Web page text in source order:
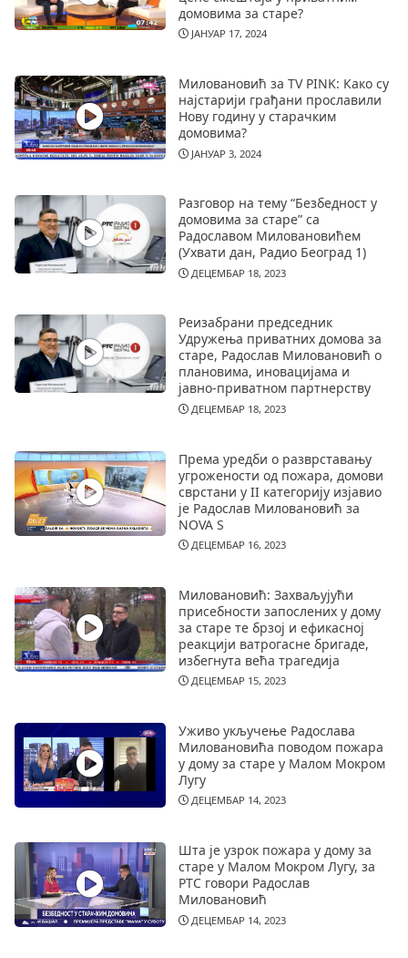
домовима за старе?
ЈАНУАР 17, 2024
Миловановић за TV PINK: Како су
најстарији грађани прославили
Нову годину у старачким
домовима?
ЈАНУАР 3, 2024
Разговор на тему “Безбедност у
домовима за старе” са
Радославом Миловановићем
(Ухвати дан, Радио Београд 1)
ДЕЦЕМБАР 18, 2023
Реизабрани председник
Удружења приватних домова за
старе, Радослав Миловановић о
плановима, иновацијама и
јавно-приватном партнерству
ДЕЦЕМБАР 18, 2023
Према уредби о разврставању
угрожености од пожара, домови
сврстани у II категорију изјавио
је Радослав Миловановић за
NOVA S
ДЕЦЕМБАР 16, 2023
Миловановић: Захваљујући
присебности запослених у дому
за старе те брзој и ефикасној
реакцији ватрогасне бригаде,
избегнута већа трагедија
ДЕЦЕМБАР 15, 2023
Уживо укључење Радослава
Миловановића поводом пожара
у дому за старе у Малом Мокром
Лугу
ДЕЦЕМБАР 14, 2023
Шта је узрок пожара у дому за
старе у Малом Мокром Лугу, за
РТС говори Радослав
Миловановић
ДЕЦЕМБАР 14, 2023